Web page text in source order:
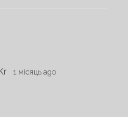
1 місяць ago